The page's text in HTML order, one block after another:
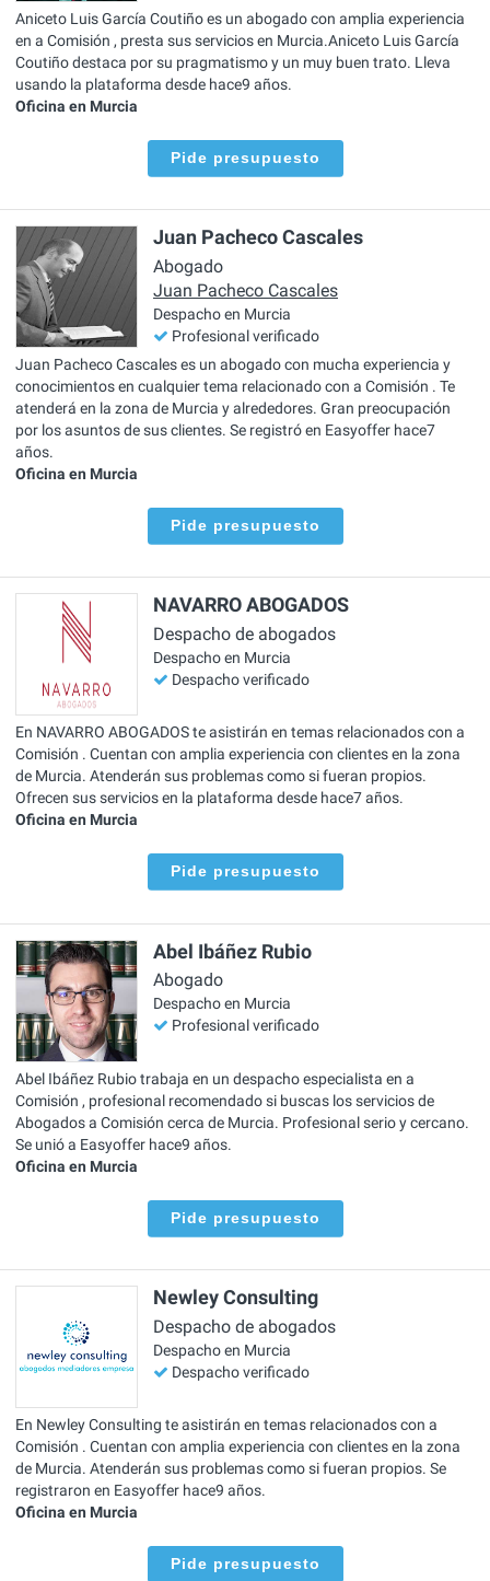
Aniceto Luis García Coutiño es un abogado con amplia experiencia
en a Comisión , presta sus servicios en Murcia.Aniceto Luis García
Coutiño destaca por su pragmatismo y un muy buen trato. Lleva
usando la plataforma desde hace9 años.
Oficina en Murcia
Pide presupuesto
Juan Pacheco Cascales
Abogado
Juan Pacheco Cascales
Despacho en Murcia
Profesional verificado
Juan Pacheco Cascales es un abogado con mucha experiencia y
conocimientos en cualquier tema relacionado con a Comisión . Te
atenderá en la zona de Murcia y alrededores. Gran preocupación
por los asuntos de sus clientes. Se registró en Easyoffer hace7
años.
Oficina en Murcia
Pide presupuesto
NAVARRO ABOGADOS
Despacho de abogados
Despacho en Murcia
Despacho verificado
En NAVARRO ABOGADOS te asistirán en temas relacionados con a
Comisión . Cuentan con amplia experiencia con clientes en la zona
de Murcia. Atenderán sus problemas como si fueran propios.
Ofrecen sus servicios en la plataforma desde hace7 años.
Oficina en Murcia
Pide presupuesto
Abel Ibáñez Rubio
Abogado
Despacho en Murcia
Profesional verificado
Abel Ibáñez Rubio trabaja en un despacho especialista en a
Comisión , profesional recomendado si buscas los servicios de
Abogados a Comisión cerca de Murcia. Profesional serio y cercano.
Se unió a Easyoffer hace9 años.
Oficina en Murcia
Pide presupuesto
Newley Consulting
Despacho de abogados
Despacho en Murcia
Despacho verificado
En Newley Consulting te asistirán en temas relacionados con a
Comisión . Cuentan con amplia experiencia con clientes en la zona
de Murcia. Atenderán sus problemas como si fueran propios. Se
registraron en Easyoffer hace9 años.
Oficina en Murcia
Pide presupuesto